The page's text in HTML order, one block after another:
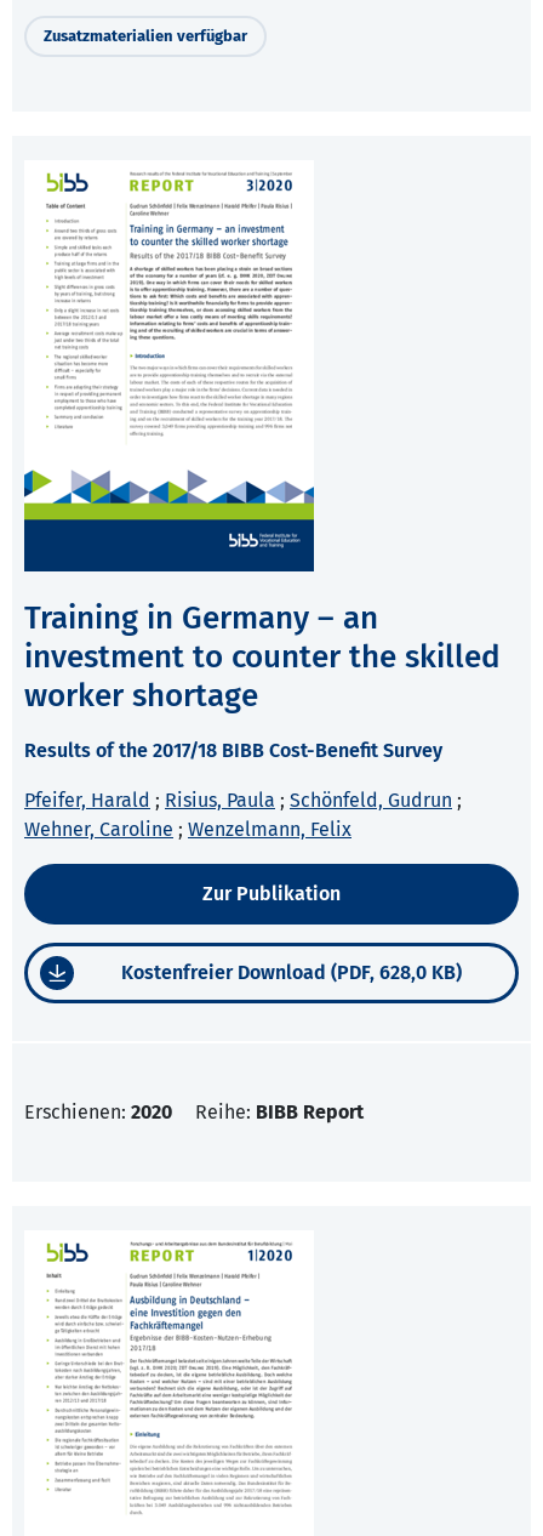
Zusatzmaterialien verfügbar
Training in Germany – an
investment to counter the skilled
worker shortage
Results of the 2017/18 BIBB Cost-Benefit Survey
Pfeifer, Harald ; Risius, Paula ; Schönfeld, Gudrun ;
Wehner, Caroline ; Wenzelmann, Felix
Zur Publikation
Kostenfreier Download (PDF, 628,0 KB)
Erschienen: 2020 Reihe: BIBB Report